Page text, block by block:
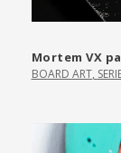
Mortem VX
BOARD ART,